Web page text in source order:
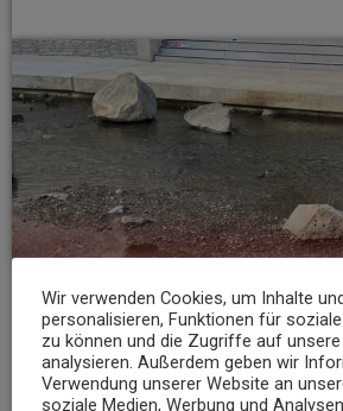
NEWS
Wir verwenden Cookies, um Inhalte
personalisieren, Funktionen für
zu können und die Zugriffe auf
analysieren. Außerdem geben wir
Verwendung unserer Website an
soziale Medien, Werbung und